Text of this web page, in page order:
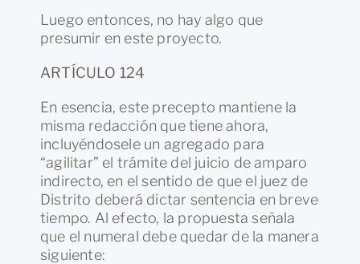
Luego entonces, no hay algo que
presumir en este proyecto.
ARTÍCULO 124
En esencia, este precepto mantiene la
misma redacción que tiene ahora,
incluyéndosele un agregado para
“agilitar” el trámite del juicio de amparo
indirecto, en el sentido de que el juez de
Distrito deberá dictar sentencia en breve
tiempo. Al efecto, la propuesta señala
que el numeral debe quedar de la manera
siguiente: